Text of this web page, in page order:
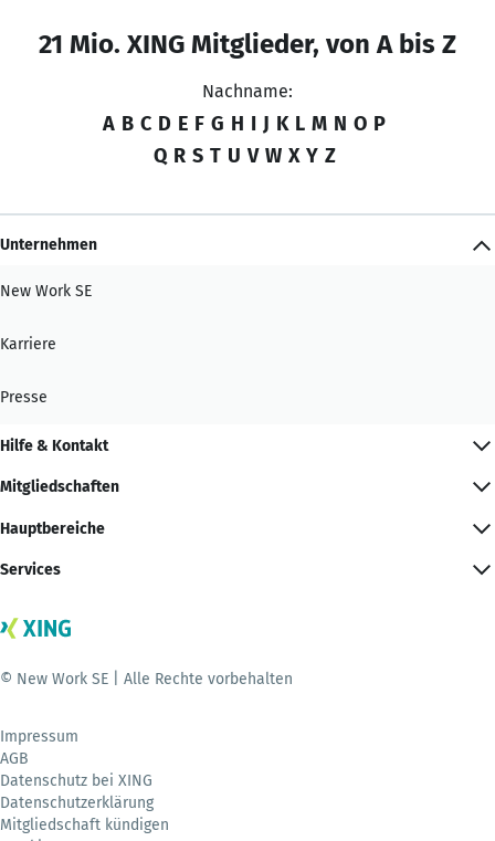
21 Mio. XING Mitglieder, von A bis Z
Nachname:
A B C D E F G H I J K L M N O P
Q R S T U V W X Y Z
Unternehmen
New Work SE
Karriere
Presse
Hilfe & Kontakt
Mitgliedschaften
Hauptbereiche
Services
© New Work SE | Alle Rechte vorbehalten
Impressum
AGB
Datenschutz bei XING
Datenschutzerklärung
Mitgliedschaft kündigen